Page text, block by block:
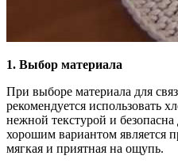
1. Выбор материала
При выборе материала для
рекомендуется использовать
нежной текстурой и
хорошим вариантом является
мягкая и приятная на ощупь.